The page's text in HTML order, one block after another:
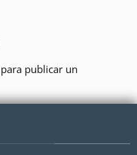
para publicar un